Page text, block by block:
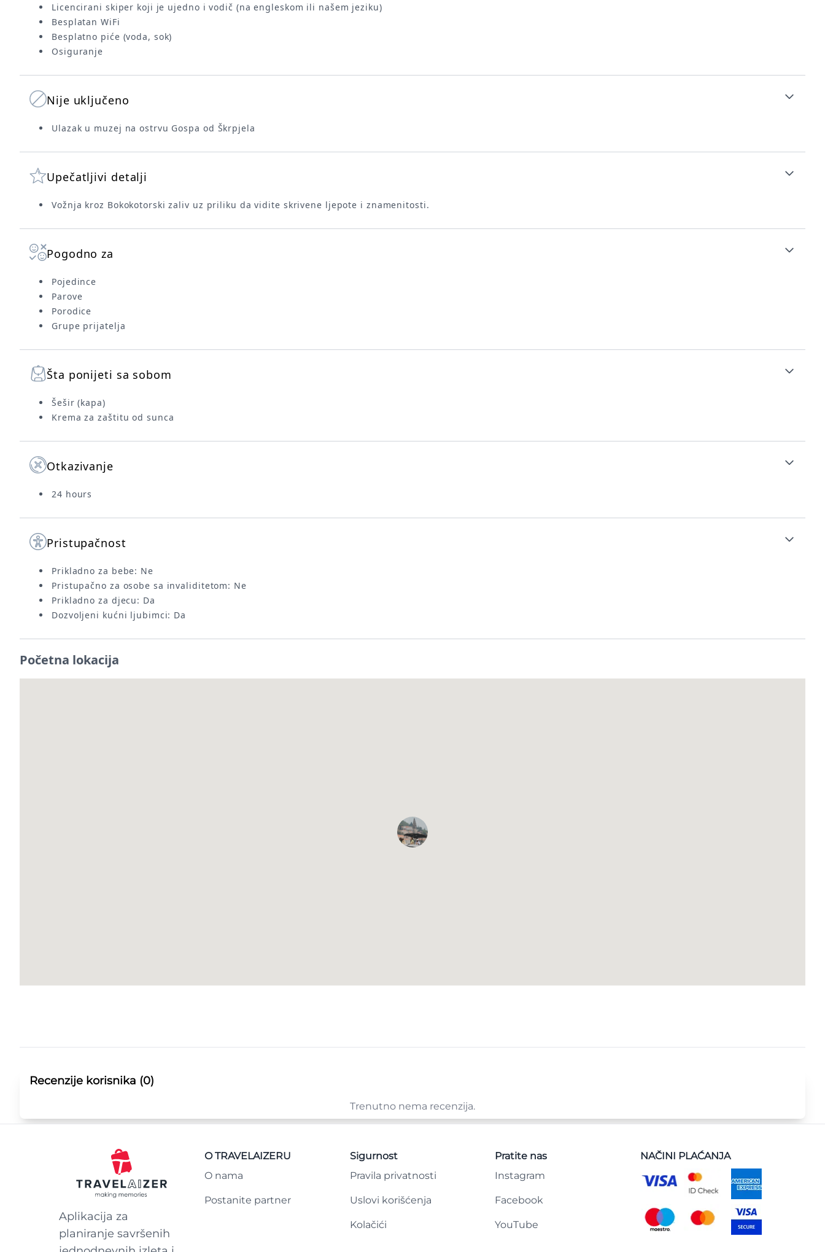
Licencirani skiper koji je ujedno i vodič (na engleskom ili našem jeziku)
Besplatan WiFi
Besplatno piće (voda, sok)
Osiguranje
Nije uključeno
Ulazak u muzej na ostrvu Gospa od Škrpjela
Upečatljivi detalji
Vožnja kroz Bokokotorski zaliv uz priliku da vidite skrivene ljepote i znamenitosti.
Pogodno za
Pojedince
Parove
Porodice
Grupe prijatelja
Šta ponijeti sa sobom
Šešir (kapa)
Krema za zaštitu od sunca
Otkazivanje
24 hours
Pristupačnost
Prikladno za bebe: Ne
Pristupačno za osobe sa invaliditetom: Ne
Prikladno za djecu: Da
Dozvoljeni kućni ljubimci: Da
Početna lokacija
Recenzije korisnika (0)
Trenutno nema recenzija.
Aplikacija za
planiranje savršenih
O TRAVELAIZERU
O nama
Postanite partner
Sigurnost
Pravila privatnosti
Uslovi korišćenja
Kolačići
Pratite nas
Instagram
Facebook
YouTube
NAČINI PLAĆANJA